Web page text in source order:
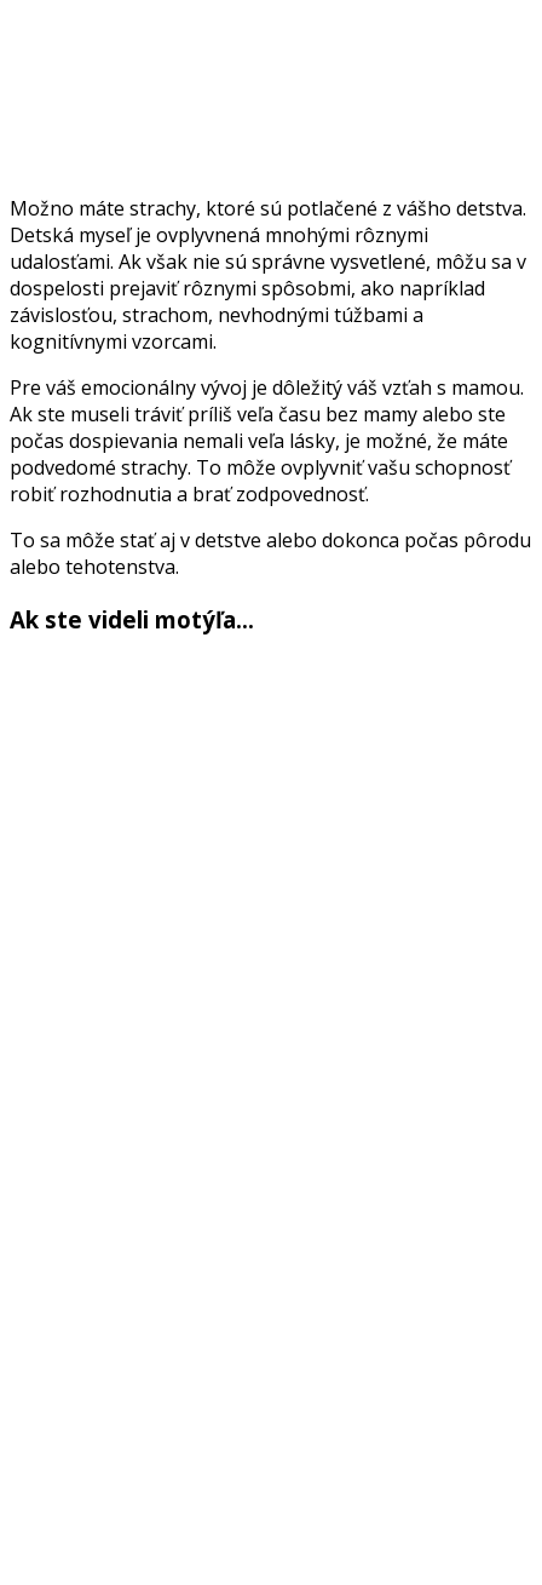
Možno máte strachy, ktoré sú potlačené z vášho detstva.
Detská myseľ je ovplyvnená mnohými rôznymi
udalosťami. Ak však nie sú správne vysvetlené, môžu sa v
dospelosti prejaviť rôznymi spôsobmi, ako napríklad
závislosťou, strachom, nevhodnými túžbami a
kognitívnymi vzorcami.
Pre váš emocionálny vývoj je dôležitý váš vzťah s mamou.
Ak ste museli tráviť príliš veľa času bez mamy alebo ste
počas dospievania nemali veľa lásky, je možné, že máte
podvedomé strachy. To môže ovplyvniť vašu schopnosť
robiť rozhodnutia a brať zodpovednosť.
To sa môže stať aj v detstve alebo dokonca počas pôrodu
alebo tehotenstva.
Ak ste videli motýľa…